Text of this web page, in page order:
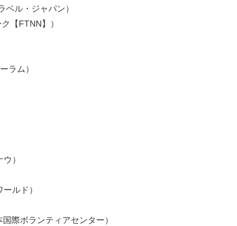
ル・ジャパン）
【FTNN】）
ラム）
）
ルド）
際ボランティアセンター）